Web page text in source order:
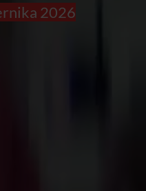
2026